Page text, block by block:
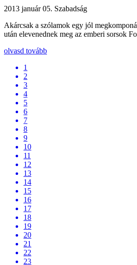
2013 január 05. Szabadság
Akárcsak a szólamok egy jól
után elevenednek meg az emberi sorsok
olvasd tovább
1
2
3
4
5
6
7
8
9
10
11
12
13
14
15
16
17
18
19
20
21
22
23